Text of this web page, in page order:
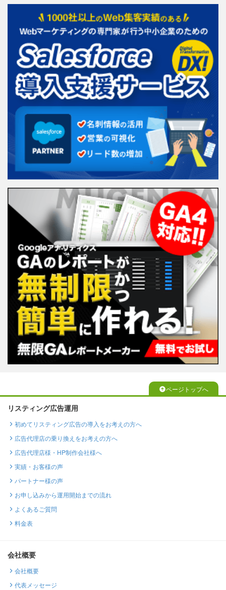
ページトップへ
リスティング広告運用
初めてリスティング広告の導入をお考えの方へ
広告代理店の乗り換えをお考えの方へ
広告代理店様・HP制作会社様へ
実績・お客様の声
パートナー様の声
お申し込みから運用開始までの流れ
よくあるご質問
料金表
会社概要
会社概要
代表メッセージ